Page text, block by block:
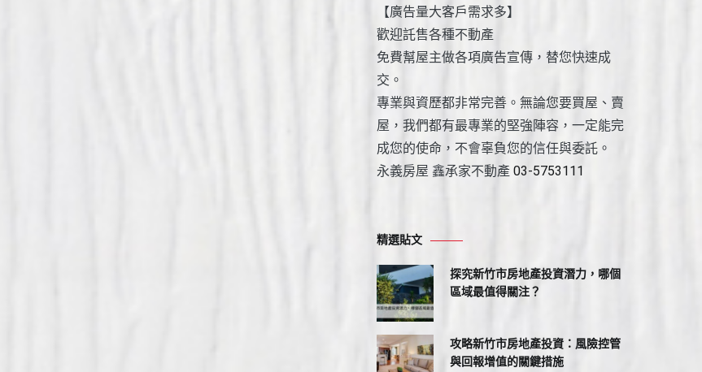
【廣告量大客戶需求多】
歡迎託售各種不動產
免費幫屋主做各項廣告宣傳，替您快速成
交。
專業與資歷都非常完善。無論您要買屋、賣
屋，我們都有最專業的堅強陣容，一定能完
成您的使命，不會辜負您的信任與委託。
永義房屋 鑫承家不動產 03-5753111
精選貼文
探究新竹市房地產投資潛力，哪個
區域最值得關注？
攻略新竹市房地產投資：風險控管
與回報增值的關鍵措施